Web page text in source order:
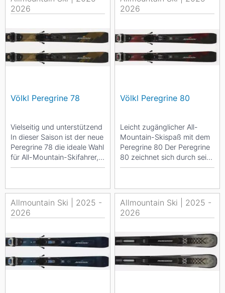
2026
Völkl Peregrine 78
Vielseitig und unterstützend
In dieser Saison ist der neue
Peregrine 78 die ideale Wahl
für All-Mountain-Skifahrer,
die Spaß auf der...
2026
Völkl Peregrine 80
Leicht zugänglicher All-
Mountain-Skispaß mit dem
Peregrine 80 Der Peregrine
80 zeichnet sich durch seine
leichte Zugänglichkeit aus,...
Allmountain Ski | 2025 -
2026
Allmountain Ski | 2025 -
2026